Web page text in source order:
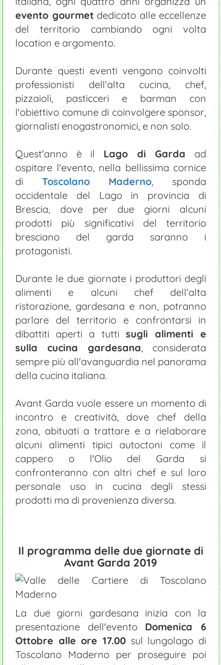
evento gourmetdedicato alle eccellenze
del territorio cambiando ogni volta
location e argomento.
Durante questi eventi vengono coinvolti
professionisti dell'alta cucina, chef,
pizzaioli, pasticceri e barman con
l'obiettivo comune di coinvolgere sponsor,
giornalisti enogastronomici, e non solo.
Quest'anno è il Lago di Garda ad
ospitare l'evento, nella bellissima cornice
di Toscolano Maderno, sponda
occidentale del Lago in provincia di
Brescia, dove per due giorni alcuni
prodotti più significativi del territorio
bresciano del garda saranno i
protagonisti.
Durante le due giornate i produttori degli
alimenti e alcuni chef dell’alta
ristorazione, gardesana e non, potranno
parlare del territorio e confrontarsi in
dibattiti aperti a tutti sugli alimenti e
sulla cucina gardesana, considerata
sempre più all'avanguardia nel panorama
della cucina italiana.
Avant Garda vuole essere un momento di
incontro e creatività, dove chef della
zona, abituati a trattare e a rielaborare
alcuni alimenti tipici autoctoni come il
cappero o l'Olio del Garda si
confronteranno con altri chef e sul loro
personale uso in cucina degli stessi
prodotti ma di provenienza diversa.
Il programma delle due giornate di
Avant Garda 2019
La due giorni gardesana inizia con la
presentazione dell'evento Domenica 6
Ottobre alle ore 17.00 sul lungolago di
Toscolano Maderno per proseguire poi